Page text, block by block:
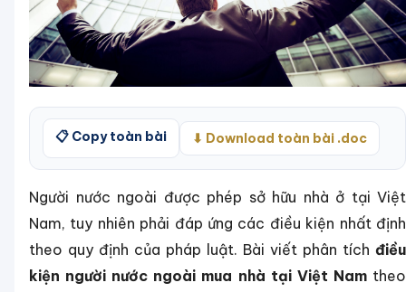
📋 Copy toàn bài ⬇ Download toàn bài .doc
Người nước ngoài được phép sở hữu nhà ở tại Việt
Nam, tuy nhiên phải đáp ứng các điều kiện nhất định
theo quy định của pháp luật. Bài viết phân tích điều
kiện người nước ngoài mua nhà tại Việt Namtheo